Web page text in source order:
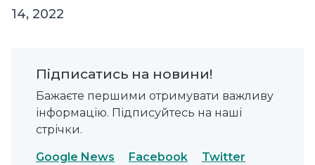
14, 2022
Підписатись на новини!
Бажаєте першими отримувати важливу
інформацію. Підписуйтесь на наші
стрічки.
Google News Facebook Twitter